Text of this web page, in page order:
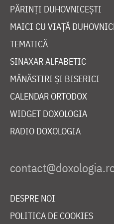
PĂRINȚI DUHOVNICEȘTI
MAICI CU VIAȚĂ
TEMATICĂ
SINAXAR ALFABETIC
MĂNĂSTIRI ȘI BISERICI
CALENDAR ORTODOX
WIDGET DOXOLOGIA
RADIO DOXOLOGIA
DESPRE NOI
POLITICA DE COOKIES